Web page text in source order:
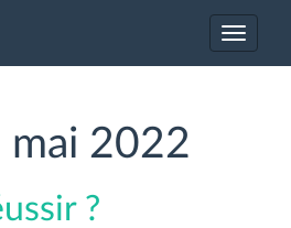
Activer
mai 2022
?